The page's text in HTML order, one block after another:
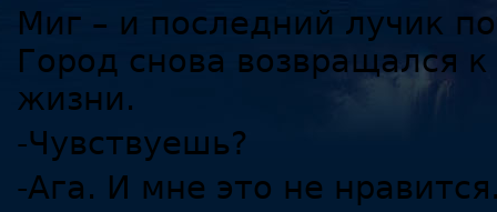
Миг – и последний лучик
Город снова возвращался
жизни.
-Чувствуешь?
-Ага. И мне это не